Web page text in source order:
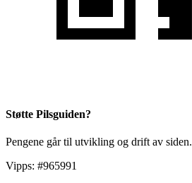
Støtte Pilsguiden?
Pengene går til utvikling og drift av siden.
Vipps: #965991